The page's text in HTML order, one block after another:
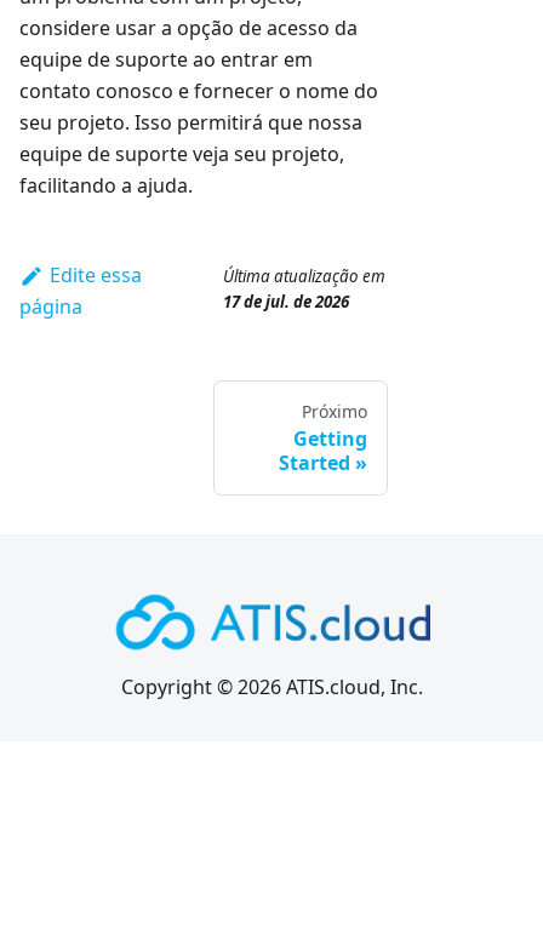
considere usar a opção de acesso da
equipe de suporte ao entrar em
contato conosco e fornecer o nome do
seu projeto. Isso permitirá que nossa
equipe de suporte veja seu projeto,
facilitando a ajuda.
Edite essa
página
Última atualização em
17 de jul. de 2026
Próximo
Getting
Started
Copyright © 2026 ATIS.cloud, Inc.